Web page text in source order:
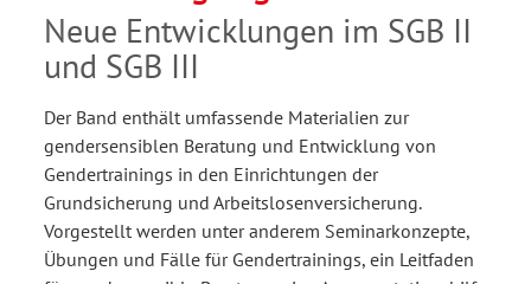
Beratung
Neue Entwicklungen im SGB II
und SGB III
Der Band enthält umfassende Materialien zur
gendersensiblen Beratung und Entwicklung von
Gendertrainings in den Einrichtungen der
Grundsicherung und Arbeitslosenversicherung.
Vorgestellt werden unter anderem Seminarkonzepte,
Übungen und Fälle für Gendertrainings, ein Leitfaden